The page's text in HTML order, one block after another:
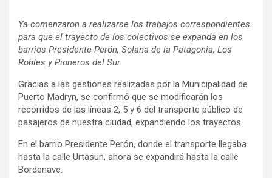
Ya comenzaron a realizarse los trabajos correspondientes
para que el trayecto de los colectivos se expanda en los
barrios Presidente Perón, Solana de la Patagonia, Los
Robles y Pioneros del Sur
Gracias a las gestiones realizadas por la Municipalidad de
Puerto Madryn, se confirmó que se modificarán los
recorridos de las líneas 2, 5 y 6 del transporte público de
pasajeros de nuestra ciudad, expandiendo los trayectos.
En el barrio Presidente Perón, donde el transporte llegaba
hasta la calle Urtasun, ahora se expandirá hasta la calle
Bordenave.